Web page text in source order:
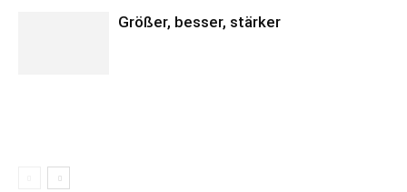
Größer, besser, stärker